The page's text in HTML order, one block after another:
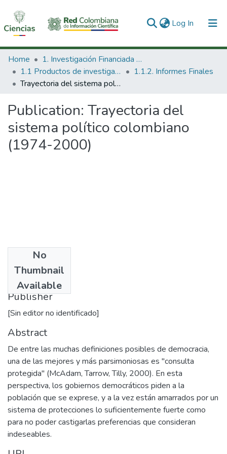
Log In (current)
Communities & Collections
All of DSpace
Home
1. Investigación Financiada con Recursos Públicos
1.1 Productos de investigación
1.1.2. Informes Finales
Trayectoria del sistema político colombiano (1974-2000)
Publication: Trayectoria del
sistema político colombiano
(1974-2000)
No
Thumbnail
Available
2000
Publisher
[Sin editor no identificado]
Abstract
De entre las muchas definiciones posibles de democracia,
una de las mejores y más parsimoniosas es "consulta
protegida" (McAdam, Tarrow, Tilly, 2000). En esta
perspectiva, los gobiernos democráticos piden a la
población que se exprese, y a la vez están amarrados por un
sistema de protecciones lo suficientemente fuerte como
para no poder castigarlas preferencias que consideran
indeseables.